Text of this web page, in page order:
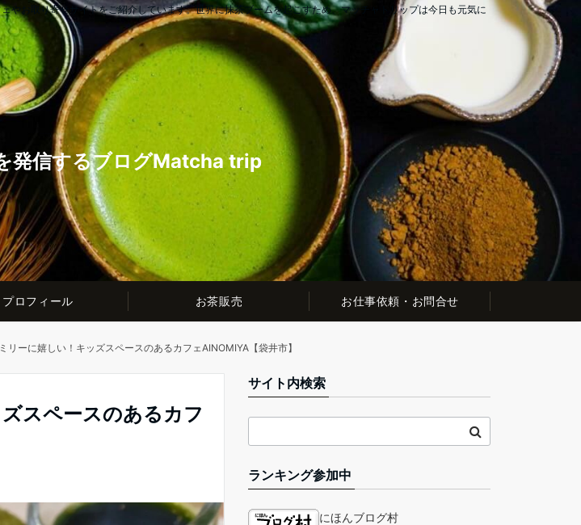
やお取り寄せサイトをご紹介しています。世界に抹茶ブームを起こすため、マッチャトリップは今日も元気に
発信するブログMatcha trip
プロフィール お茶販売 お仕事依頼・お問合せ
リーに嬉しい！キッズスペースのあるカフェAINOMIYA【袋井市】
スペースのあるカフ
サイト内検索
ランキング参加中
にほんブログ村